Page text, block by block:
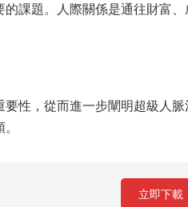
課題。人際關係是通往財富、
性，從而進一步闡明超級人脈
立即下載